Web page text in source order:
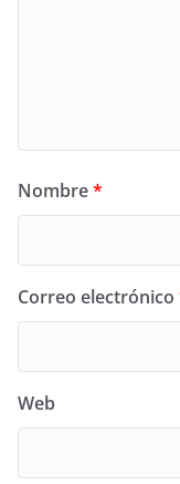
Nombre*
Correo electrónico
Web